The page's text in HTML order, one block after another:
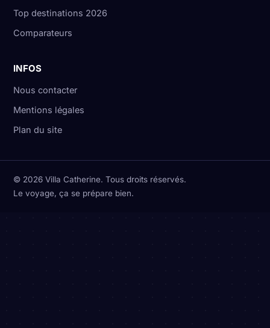
Top destinations 2026
Comparateurs
INFOS
Nous contacter
Mentions légales
Plan du site
© 2026 Villa Catherine. Tous droits réservés.
Le voyage, ça se prépare bien.